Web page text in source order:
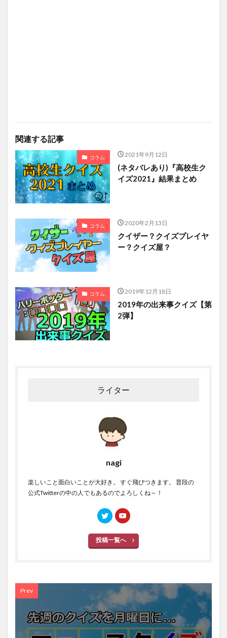
関連する記事
コラム 2021年9月12日
(ネタバレあり)『高校生ク
イズ2021』結果まとめ
コラム 2020年2月13日
クイザー？クイズプレイヤ
ー？クイズ屋？
コラム 2019年12月18日
2019年の出来事クイズ【第
2弾】
ライター
nagi
楽しいこと面白いことが大好き。 すぐ飛びつきます。 普段の
公式Twitterの中の人でもあるのでよろしくね～！
投稿一覧へ
Prev